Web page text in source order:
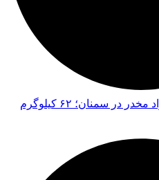
اجرای ۲ عملیات کشف مواد مخدر در سمنان؛ ۶۲ کیلوگرم